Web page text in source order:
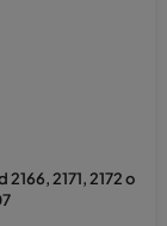
2171, 2172 o